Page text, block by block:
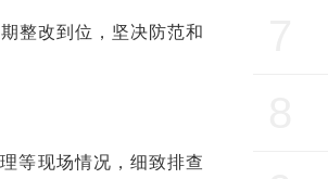
整改到位，坚决防范和
等现场情况，细致排查